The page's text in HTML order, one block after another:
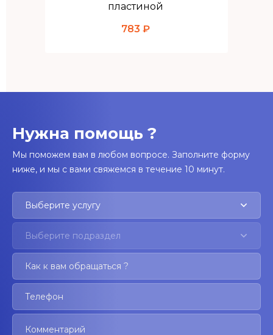
пластиной
783 ₽
Нужна помощь ?
Мы поможем вам в любом вопросе. Заполните форму
ниже, и мы с вами свяжемся в течение 10 минут.
Выберите услугу
Выберите подраздел